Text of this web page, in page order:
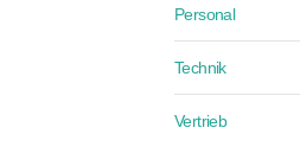
Personal
Technik
Vertrieb